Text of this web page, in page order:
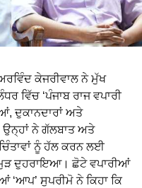
ਕੇਜਰੀਵਾਲ ਨੇ ਮੁੱਖ
ਵਿੱਚ ‘ਪੰਜਾਬ ਰਾਜ ਵਪਾਰੀ
ਦੁਕਾਨਦਾਰਾਂ ਅਤੇ
ਉਨ੍ਹਾਂ ਨੇ ਗੱਲਬਾਤ ਅਤੇ
ਨੂੰ ਹੱਲ ਕਰਨ ਲਈ
ਦੁਹਰਾਇਆ। ਛੋਟੇ ਵਪਾਰੀਆਂ
‘ਆਪ’ ਸੁਪਰੀਮੋ ਨੇ ਕਿਹਾ ਕਿ